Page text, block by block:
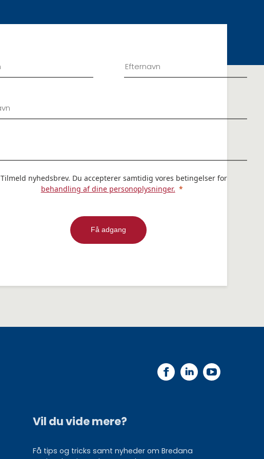
Tilmeld nyhedsbrev. Du accepterer samtidig vores betingelser for
behandling af dine personoplysninger.
Få adgang
Vil du vide mere?
Få tips og tricks samt nyheder om Bredana